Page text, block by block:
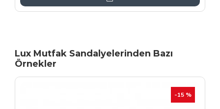
Lux Mutfak Sandalyelerinden Bazı
Örnekler
YENI